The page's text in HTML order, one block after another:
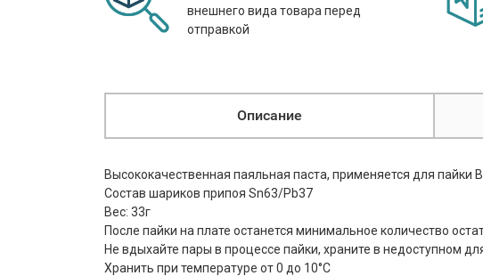
внешнего вида товара перед
отправкой
Описание
Высококачественная паяльная паста, применяется для пайки
Состав шариков припоя Sn63/Pb37
Вес: 33г
После пайки на плате останется минимальное количество
Не вдыхайте пары в процессе пайки, храните в недоступном
Хранить при температуре от 0 до 10°С